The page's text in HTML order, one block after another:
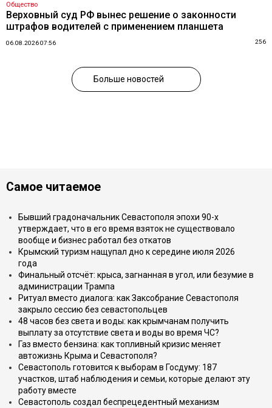
Общество
Верховный суд РФ вынес решение о законности
штрафов водителей с применением планшета
06.08.2026 07:56 256
Больше новостей
Самое читаемое
Бывший градоначальник Севастополя эпохи 90-х
утверждает, что в его время взяток не существовало
вообще и бизнес работал без откатов
Крымский туризм нащупал дно к середине июля 2026
года
Финальный отсчёт: крыса, загнанная в угол, или безумие в
администрации Трампа
Ритуал вместо диалога: как Заксобрание Севастополя
закрыло сессию без севастопольцев
48 часов без света и воды: как крымчанам получить
выплату за отсутствие света и воды во время ЧС?
Газ вместо бензина: как топливный кризис меняет
автожизнь Крыма и Севастополя?
Севастополь готовится к выборам в Госдуму: 187
участков, штаб наблюдения и семьи, которые делают эту
работу вместе
Севастополь создал беспрецедентный механизм